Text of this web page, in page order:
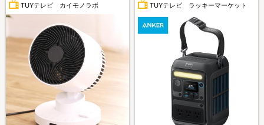
TUYテレビ カイモノラボ TUYテレビ ラッキーマーケット